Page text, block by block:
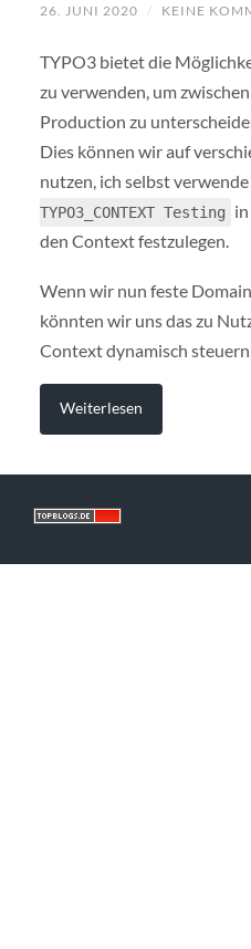
26. JUNI 2020 / KEINE
TYPO3 bietet die
zu verwenden, um
Production zu
Dies können wir auf
nutzen, ich selbst verwende
TYPO3_CONTEXT Testing
den Context festzulegen.
Wenn wir nun feste
könnten wir uns das zu
Context dynamisch steuern.
Weiterlesen